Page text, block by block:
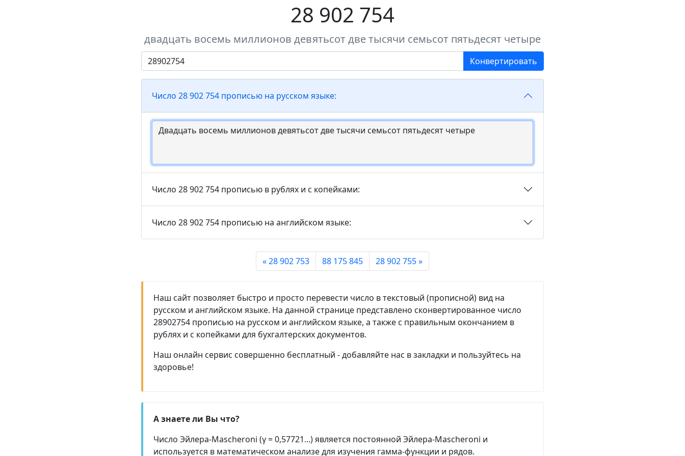
28 902 754
двадцать восемь миллионов девятьсот две тысячи семьсот пятьдесят четыре
Конвертировать
Число 28 902 754 прописью на русском языке:
Число 28 902 754 прописью в рублях и с копейками:
Число 28 902 754 прописью на английском языке:
« 28 902 753 88 175 845 28 902 755 »
Наш сайт позволяет быстро и просто перевести число в текстовый (прописной) вид на
русском и английском языке. На данной странице представлено сконвертированное число
28902754 прописью на русском и английском языке, а также с правильным окончанием в
рублях и с копейками для бухгалтерских документов.
Наш онлайн сервис совершенно бесплатный - добавляйте нас в закладки и пользуйтесь на
здоровье!
А знаете ли Вы что?
Число Эйлера-Mascheroni (γ = 0,57721...) является постоянной Эйлера-Mascheroni и
используется в математическом анализе для изучения гамма-функции и рядов.